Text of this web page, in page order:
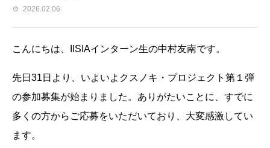
2026.02.06
こんにちは、IISIAインターン生の中村友南です。
先日31日より、いよいよクスノキ・プロジェクト第１弾
の参加募集が始まりました。ありがたいことに、すでに
多くの方からご応募をいただいており、大変感激してい
ます。